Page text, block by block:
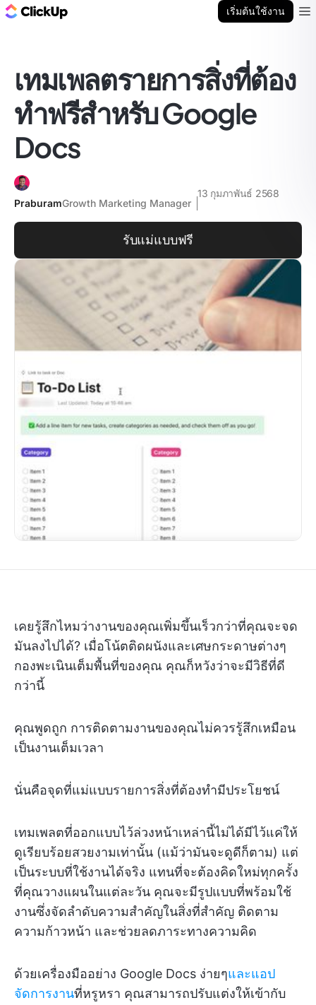
เริ่มต้นใช้งาน
เทมเพลตรายการสิ่งที่ต้อง
ทำฟรีสำหรับ Google
Docs
PraburamGrowth Marketing Manager
13 กุมภาพันธ์ 2568
รับแม่แบบฟรี
เคยรู้สึกไหมว่างานของคุณเพิ่มขึ้นเร็วกว่าที่คุณจะจด
มันลงไปได้? เมื่อโน้ตติดผนังและเศษกระดาษต่างๆ
กองพะเนินเต็มพื้นที่ของคุณ คุณก็หวังว่าจะมีวิธีที่ดี
กว่านี้
คุณพูดถูก การติดตามงานของคุณไม่ควรรู้สึกเหมือน
เป็นงานเต็มเวลา
นั่นคือจุดที่แม่แบบรายการสิ่งที่ต้องทำมีประโยชน์
เทมเพลตที่ออกแบบไว้ล่วงหน้าเหล่านี้ไม่ได้มีไว้แค่ให้
ดูเรียบร้อยสวยงามเท่านั้น (แม้ว่ามันจะดูดีก็ตาม) แต่
เป็นระบบที่ใช้งานได้จริง แทนที่จะต้องคิดใหม่ทุกครั้ง
ที่คุณวางแผนในแต่ละวัน คุณจะมีรูปแบบที่พร้อมใช้
งานซึ่งจัดลำดับความสำคัญในสิ่งที่สำคัญ ติดตาม
ความก้าวหน้า และช่วยลดภาระทางความคิด
ด้วยเครื่องมืออย่าง Google Docs ง่ายๆและแอป
จัดการงานที่หรูหรา คุณสามารถปรับแต่งให้เข้ากับ